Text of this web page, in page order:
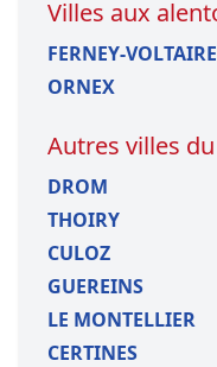
Villes aux
FERNEY-VOLTAIRE
ORNEX
Autres villes du
DROM
THOIRY
CULOZ
GUEREINS
LE MONTELLIER
CERTINES